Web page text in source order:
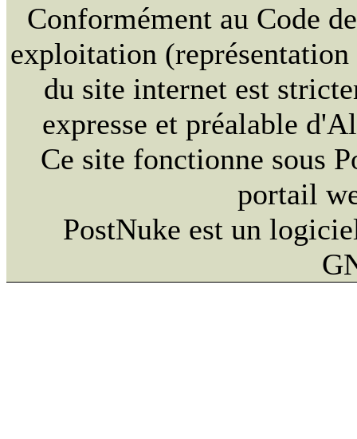
Conformément au Code
exploitation
du site internet est
expresse et préalable
Ce site fonctionne sous
portail
PostNuke est un